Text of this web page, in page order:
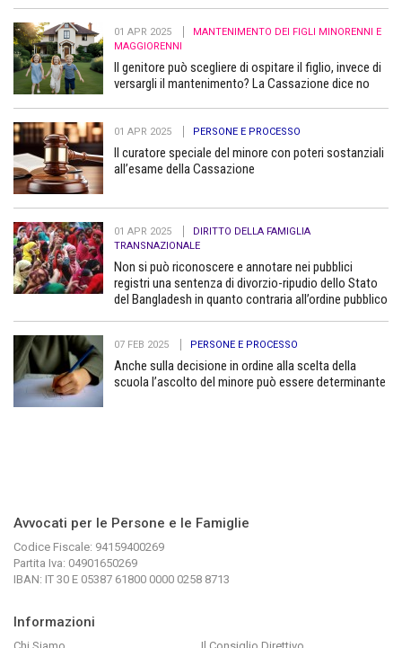
01 APR 2025
MANTENIMENTO DEI FIGLI MINORENNI E
MAGGIORENNI
Il genitore può scegliere di ospitare il figlio, invece di
versargli il mantenimento? La Cassazione dice no
01 APR 2025 PERSONE E PROCESSO
Il curatore speciale del minore con poteri sostanziali
all’esame della Cassazione
01 APR 2025
DIRITTO DELLA FAMIGLIA
TRANSNAZIONALE
Non si può riconoscere e annotare nei pubblici
registri una sentenza di divorzio-ripudio dello Stato
del Bangladesh in quanto contraria all’ordine pubblico
07 FEB 2025 PERSONE E PROCESSO
Anche sulla decisione in ordine alla scelta della
scuola l’ascolto del minore può essere determinante
Avvocati per le Persone e le Famiglie
Codice Fiscale: 94159400269
Partita Iva: 04901650269
IBAN: IT 30 E 05387 61800 0000 0258 8713
Informazioni